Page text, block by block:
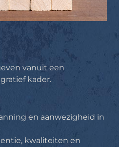
vanuit een
kader.
en aanwezigheid in
kwaliteiten en